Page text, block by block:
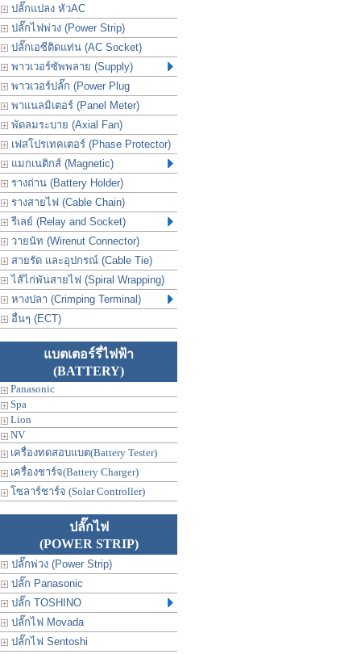
ปลั๊กแปลง หัวAC
ปลั๊กไฟพ่วง (Power Strip)
ปลั๊กเอซีติดแท่น (AC Socket)
พาวเวอร์ซัพพลาย (Supply)
พาวเวอร์ปลั๊ก (Power Plug
พาแนลมิเตอร์ (Panel Meter)
พัดลมระบาย (Axial Fan)
เฟสโปรเทคเตอร์ (Phase Protector)
แมกเนติกส์ (Magnetic)
รางถ่าน (Battery Holder)
รางสายไฟ (Cable Chain)
รีเลย์ (Relay and Socket)
วายนัท (Wirenut Connector)
สายรัด และอุปกรณ์ (Cable Tie)
ไส้ไก่พันสายไฟ (Spiral Wrapping)
หางปลา (Crimping Terminal)
อื่นๆ (ECT)
แบตเตอร์รี่ไฟฟ้า
(BATTERY)
Panasonic
Spa
Lion
NV
เครื่องทดสอบแบต(Battery Tester)
เครื่องชาร์จ(Battery Charger)
โซลาร์ชาร์จ (Solar Controller)
ปลั๊กไฟ
(POWER STRIP)
ปลั๊กพ่วง (Power Strip)
ปลั๊ก Panasonic
ปลั๊ก TOSHINO
ปลั๊กไฟ Movada
ปลั๊กไฟ Sentoshi